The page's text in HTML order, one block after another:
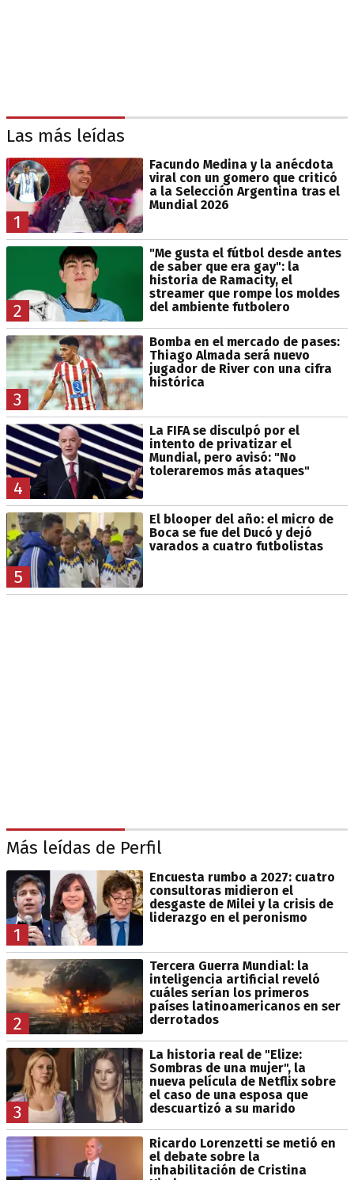
Las más leídas
1
Facundo Medina y la anécdota
viral con un gomero que criticó
a la Selección Argentina tras el
Mundial 2026
2
"Me gusta el fútbol desde antes
de saber que era gay": la
historia de Ramacity, el
streamer que rompe los moldes
del ambiente futbolero
3
Bomba en el mercado de pases:
Thiago Almada será nuevo
jugador de River con una cifra
histórica
4
La FIFA se disculpó por el
intento de privatizar el
Mundial, pero avisó: "No
toleraremos más ataques"
5
El blooper del año: el micro de
Boca se fue del Ducó y dejó
varados a cuatro futbolistas
Más leídas de Perfil
1
Encuesta rumbo a 2027: cuatro
consultoras midieron el
desgaste de Milei y la crisis de
liderazgo en el peronismo
2
Tercera Guerra Mundial: la
inteligencia artificial reveló
cuáles serían los primeros
países latinoamericanos en ser
derrotados
3
La historia real de "Elize:
Sombras de una mujer", la
nueva película de Netflix sobre
el caso de una esposa que
descuartizó a su marido
Ricardo Lorenzetti se metió en
el debate sobre la
inhabilitación de Cristina